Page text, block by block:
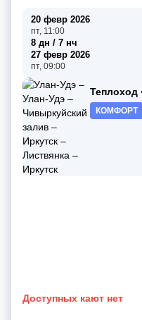
20 февр 2026
пт, 11:00
8 дн / 7 нч
27 февр 2026
пт, 09:00
КОМФОРТ
Доступных кают нет